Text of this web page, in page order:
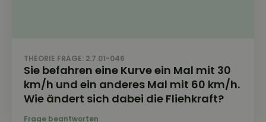
THEORIE FRAGE: 2.7.01-046
Sie befahren eine Kurve ein Mal mit 30
km/h und ein anderes Mal mit 60 km/h.
Wie ändert sich dabei die Fliehkraft?